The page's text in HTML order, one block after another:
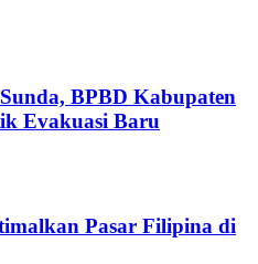
BPBD Kabupaten
Evakuasi Baru
Pasar Filipina di